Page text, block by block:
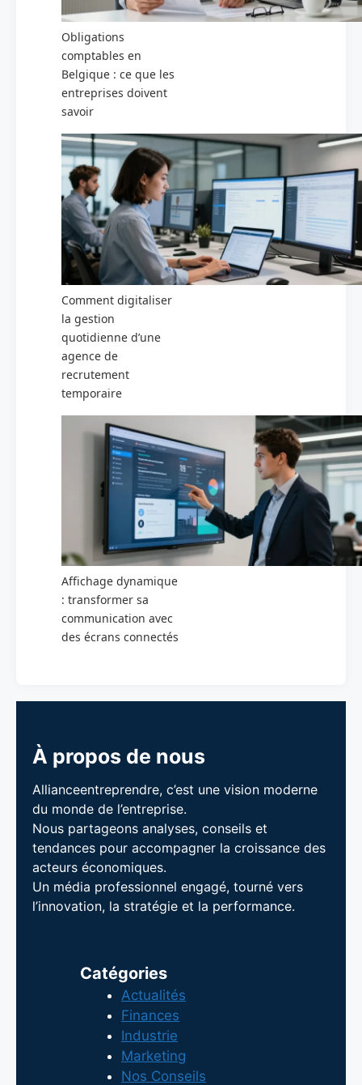
Obligations
comptables en
Belgique : ce que les
entreprises doivent
savoir
Comment digitaliser
la gestion
quotidienne d’une
agence de
recrutement
temporaire
Affichage dynamique
: transformer sa
communication avec
des écrans connectés
À propos de nous
Allianceentreprendre, c’est une vision moderne
du monde de l’entreprise.
Nous partageons analyses, conseils et
tendances pour accompagner la croissance des
acteurs économiques.
Un média professionnel engagé, tourné vers
l’innovation, la stratégie et la performance.
Catégories
Actualités
Finances
Industrie
Marketing
Nos Conseils